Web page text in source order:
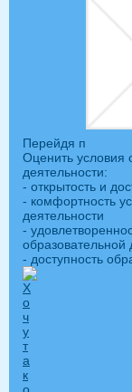
Перейдя п
Оценить условия
деятельности:
- открытость и
- комфортность
деятельности
-
образовательной
- доступность